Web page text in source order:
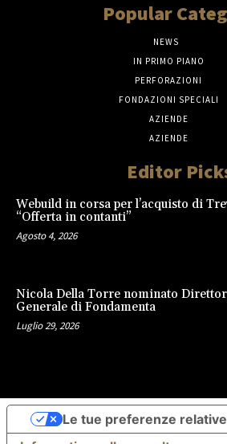
Popular
NEWS
IN PRIMO PIANO
PERFORAZIONI
FONDAZIONI SPECIALI
AZIENDE
AZIENDE
Editor
Webuild in corsa per l’acquisto di
“Offerta in contanti”
Agosto 4, 2026
Nicola Della Torre nominato
Generale di Fondamenta
Luglio 29, 2026
Le tue preferenze